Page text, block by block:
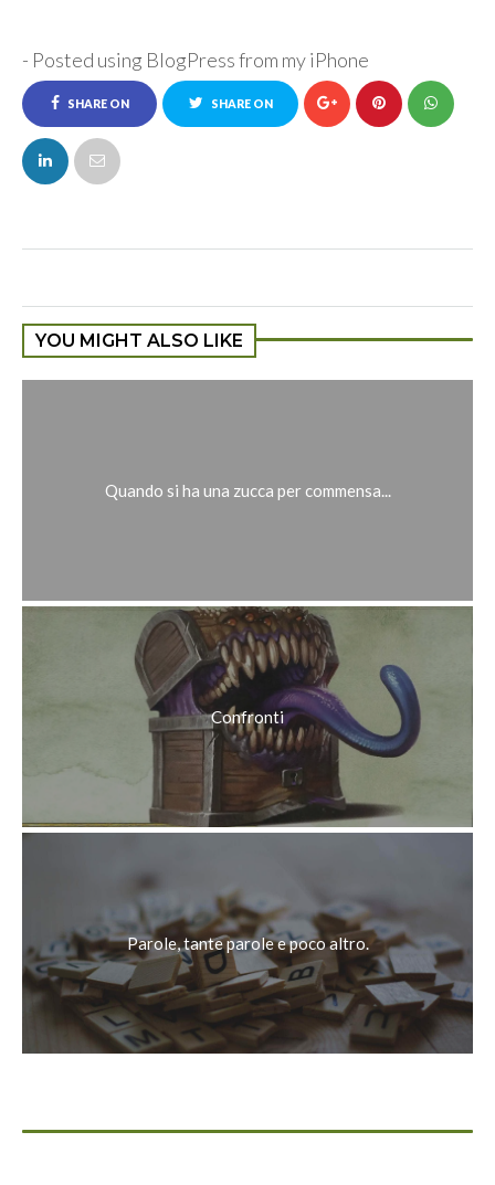
- Posted using BlogPress from my iPhone
SHARE ON
FACEBOOK
SHARE ON
YOU MIGHT ALSO LIKE
Quando si ha una zucca per commensa...
Confronti
Parole, tante parole e poco altro.